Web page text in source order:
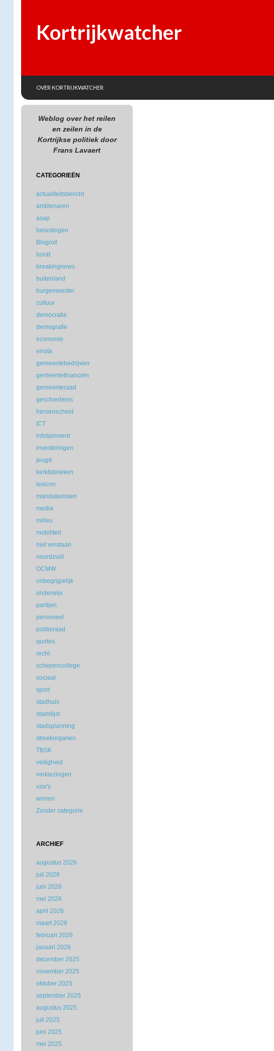
Kortrijkwatcher
OVER KORTRIJKWATCHER
Weblog over het reilen
en zeilen in de
Kortrijkse politiek door
Frans Lavaert
CATEGORIEËN
actualiteitsbericht
ambtenaren
asap
belastingen
Blogroll
borat
breakingnews
buitenland
burgemeester
cultuur
democratie
demografie
economie
errata
gemeentebedrijven
gemeentefinanciën
gemeenteraad
geschiedenis
hersenscheet
ICT
infotainment
investeringen
jeugd
kerkfabrieken
lexicon
mandatarissen
media
milieu
mobiliteit
niet verstaan
noordzuid
OCMW
onbegrijpelijk
onderwijs
partijen
personeel
politieraad
quotes
recht
schepencollege
sociaal
sport
stadhuis
stadslijst
stadsplanning
streekorganen
TBSK
veiligheid
verkiezingen
vzw's
wonen
Zonder categorie
ARCHIEF
augustus 2026
juli 2026
juni 2026
mei 2026
april 2026
maart 2026
februari 2026
januari 2026
december 2025
november 2025
oktober 2025
september 2025
augustus 2025
juli 2025
juni 2025
mei 2025